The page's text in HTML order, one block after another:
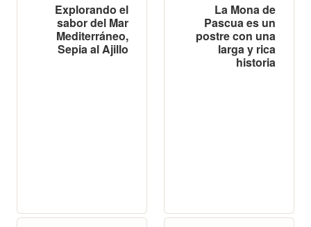
Explorando el
sabor del Mar
Mediterráneo,
Sepia al Ajillo
La Mona de
Pascua es un
postre con una
larga y rica
historia